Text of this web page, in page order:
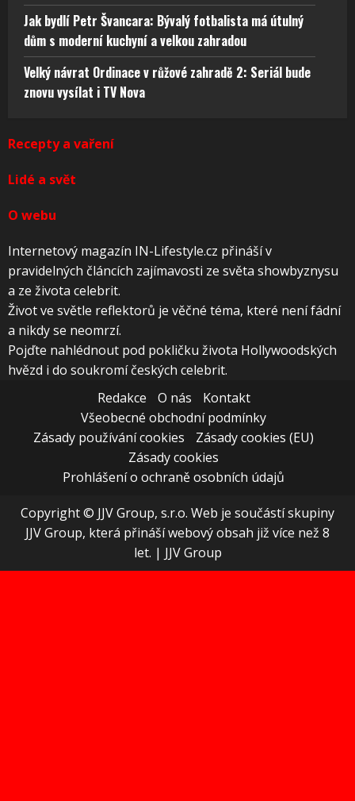
Jak bydlí Petr Švancara: Bývalý fotbalista má útulný
dům s moderní kuchyní a velkou zahradou
Velký návrat Ordinace v růžové zahradě 2: Seriál bude
znovu vysílat i TV Nova
Recepty a vaření
Lidé a svět
O webu
Internetový magazín IN-Lifestyle.cz přináší v
pravidelných článcích zajímavosti ze světa showbyznysu
a ze života celebrit.
Život ve světle reflektorů je věčné téma, které není fádní
a nikdy se neomrzí.
Pojďte nahlédnout pod pokličku života Hollywoodských
hvězd i do soukromí českých celebrit.
Redakce
O nás
Kontakt
Všeobecné obchodní podmínky
Zásady používání cookies
Zásady cookies (EU)
Zásady cookies
Prohlášení o ochraně osobních údajů
Copyright © JJV Group, s.r.o. Web je součástí skupiny
JJV Group, která přináší webový obsah již více než 8
let. | JJV Group